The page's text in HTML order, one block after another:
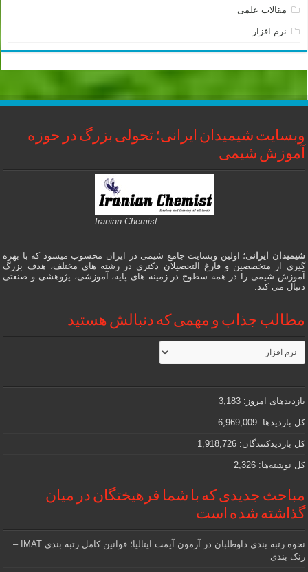
مقالات علمی
نرم افزار
وبسایت شیمیدان ایرانی؛ تحولی بزرگ در حوزه
آموزش شیمی
Iranian Chemist
شیمیدان ایرانی؛ اولین وبسایت جامع شیمی در ایران محسوب میشود که با بهره
گیری از متخصصین و فارغ التحصیلان دکتری در رشته های مختلف، هدف بزرگ
آموزش شیمی را در همه سطوح در زمینه های پایه، آموزشی، پژوهشی و صنعتی
دنبال می کند.
مطالب جذاب و مهمی که دنبالش هستید
مطالب
جذاب
و
که
دنبالش
هستید
بازدیدهای امروز: 3,183
کل بازدیدها: 6,969,009
کل بازدیدکنند‌گان: 1,918,726
کل نوشته‌ها: 2,326
مباحث جدیدی که با شما فرهیختگان در میان
گذاشته شده است
نحوه رتبه بندی داوطلبان در آزمون آیمت ایتالیا؛ قوانین کامل رتبه بندی IMAT –
رنک بندی